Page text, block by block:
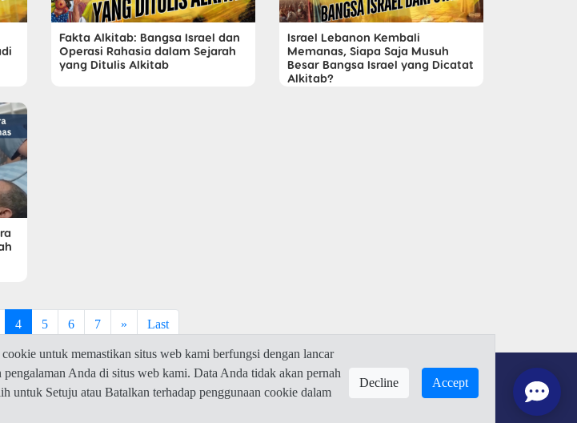
Fakta Alkitab: Bangsa Israel dan
Operasi Rahasia dalam Sejarah
yang Ditulis Alkitab
Israel Lebanon Kembali
Memanas, Siapa Saja Musuh
Besar Bangsa Israel yang Dicatat
Alkitab?
4 5 6 7 » Last
untuk memastikan situs web kami berfungsi dengan lancar
Anda di situs web kami. Data Anda tidak akan pernah
untuk Setuju atau Batalkan terhadap penggunaan cookie dalam
Decline Accept
-Privacy Policy